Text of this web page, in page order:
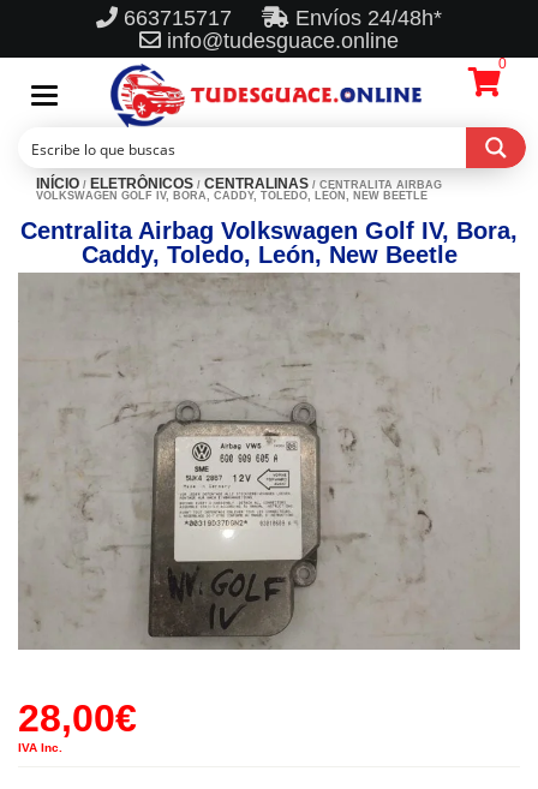
663715717
Envíos 24/48h*
info@tudesguace.online
Toggle
navigation
0
INÍCIO / ELETRÔNICOS / CENTRALINAS / CENTRALITA AIRBAG
VOLKSWAGEN GOLF IV, BORA, CADDY, TOLEDO, LEÓN, NEW BEETLE
Centralita Airbag Volkswagen Golf IV, Bora,
Caddy, Toledo, León, New Beetle
28,00€
IVA Inc.